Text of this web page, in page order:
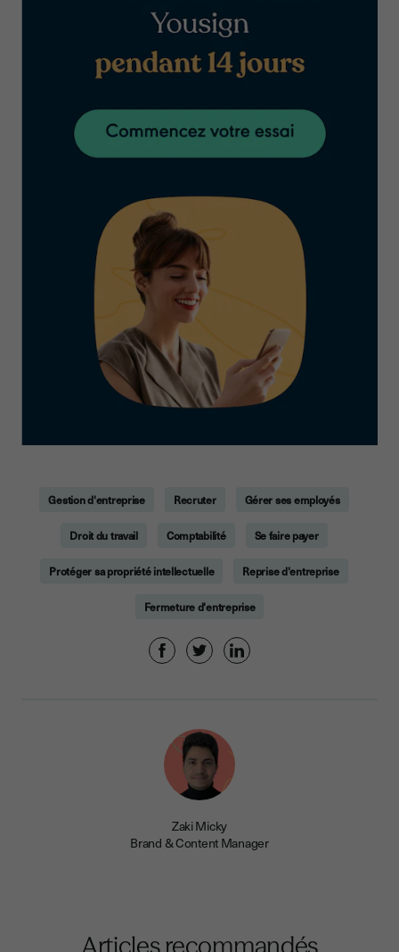
Gestion d'entreprise Recruter Gérer ses employés
Droit du travail Comptabilité Se faire payer
Protéger sa propriété intellectuelle Reprise d'entreprise
Fermeture d'entreprise
Zaki Micky
Brand & Content Manager